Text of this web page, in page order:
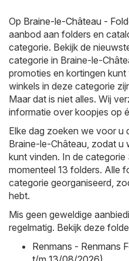
Op Braine-le-Château -
aanbod aan folders en
categorie. Bekijk de
categorie in Braine-le-
promoties en kortingen
winkels in deze categorie
Maar dat is niet alles. Wij
informatie over koopjes op
Elke dag zoeken we voor u
Braine-le-Château, zodat u
kunt vinden. In de categorie
momenteel 13 folders. Alle
categorie georganiseerd,
hebt.
Mis geen geweldige
regelmatig. Bekijk deze
Renmans - Renmans